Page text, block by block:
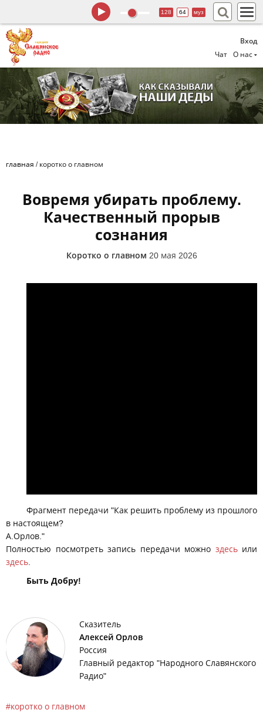
Вход
Чат
О нас
128 64 муз
главная / коротко о главном
Вовремя убирать проблему.
Качественный прорыв
сознания
Коротко о главном 20 мая 2026
Фрагмент передачи "Как решить проблему из прошлого
в настоящем?
А.Орлов."
Полностью посмотреть запись передачи можно здесьили
здесь
Быть Добру!
Сказитель
Алексей Орлов
Россия
Главный редактор "Народного Славянского
Радио"
коротко о главном